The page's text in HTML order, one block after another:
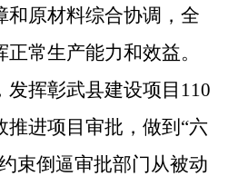
和原材料综合协调，全
常生产能力和效益。
挥彰武县建设项目 110
推进项目审批，做到“六
束倒逼审批部门从被动